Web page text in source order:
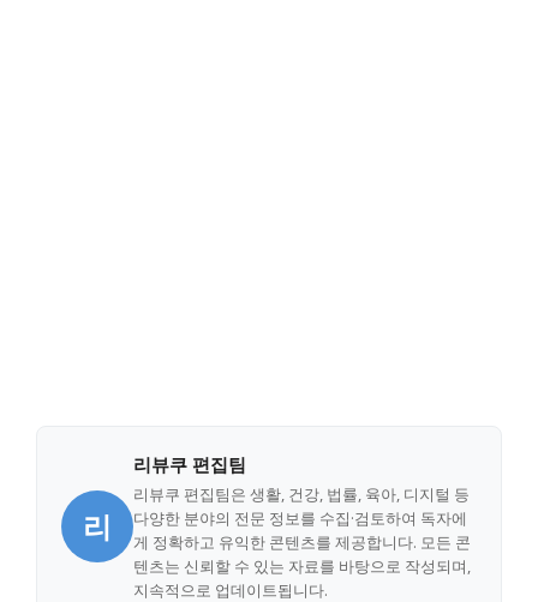
리
리뷰쿠 편집팀
리뷰쿠 편집팀은 생활, 건강, 법률, 육아, 디지털 등
다양한 분야의 전문 정보를 수집·검토하여 독자에
게 정확하고 유익한 콘텐츠를 제공합니다. 모든 콘
텐츠는 신뢰할 수 있는 자료를 바탕으로 작성되며,
지속적으로 업데이트됩니다.